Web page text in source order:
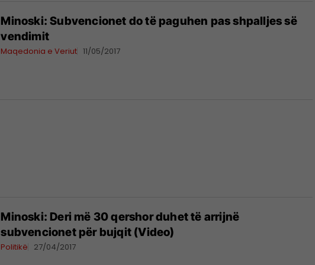
Minoski: Subvencionet do të paguhen pas shpalljes së
vendimit
Maqedonia e Veriut 11/05/2017
Minoski: Deri më 30 qershor duhet të arrijnë
subvencionet për bujqit (Video)
Politikë 27/04/2017